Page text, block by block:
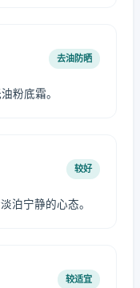
去油防晒
粉底霜。
较好
泊宁静的心态。
较适宜